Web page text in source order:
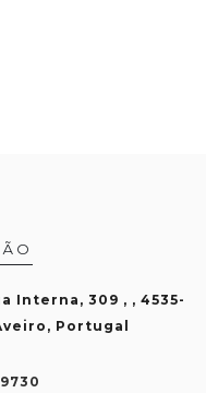
Interna, 309 , , 4535-
Portugal